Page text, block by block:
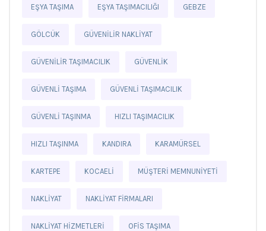
EŞYA TAŞIMA EŞYA TAŞIMACILIĞI GEBZE
GÖLCÜK GÜVENILIR NAKLIYAT
GÜVENILIR TAŞIMACILIK GÜVENLIK
GÜVENLI TAŞIMA GÜVENLI TAŞIMACILIK
GÜVENLI TAŞINMA HIZLI TAŞIMACILIK
HIZLI TAŞINMA KANDIRA KARAMÜRSEL
KARTEPE KOCAELI MÜŞTERI MEMNUNIYETI
NAKLIYAT NAKLIYAT FIRMALARI
NAKLIYAT HIZMETLERI OFIS TAŞIMA